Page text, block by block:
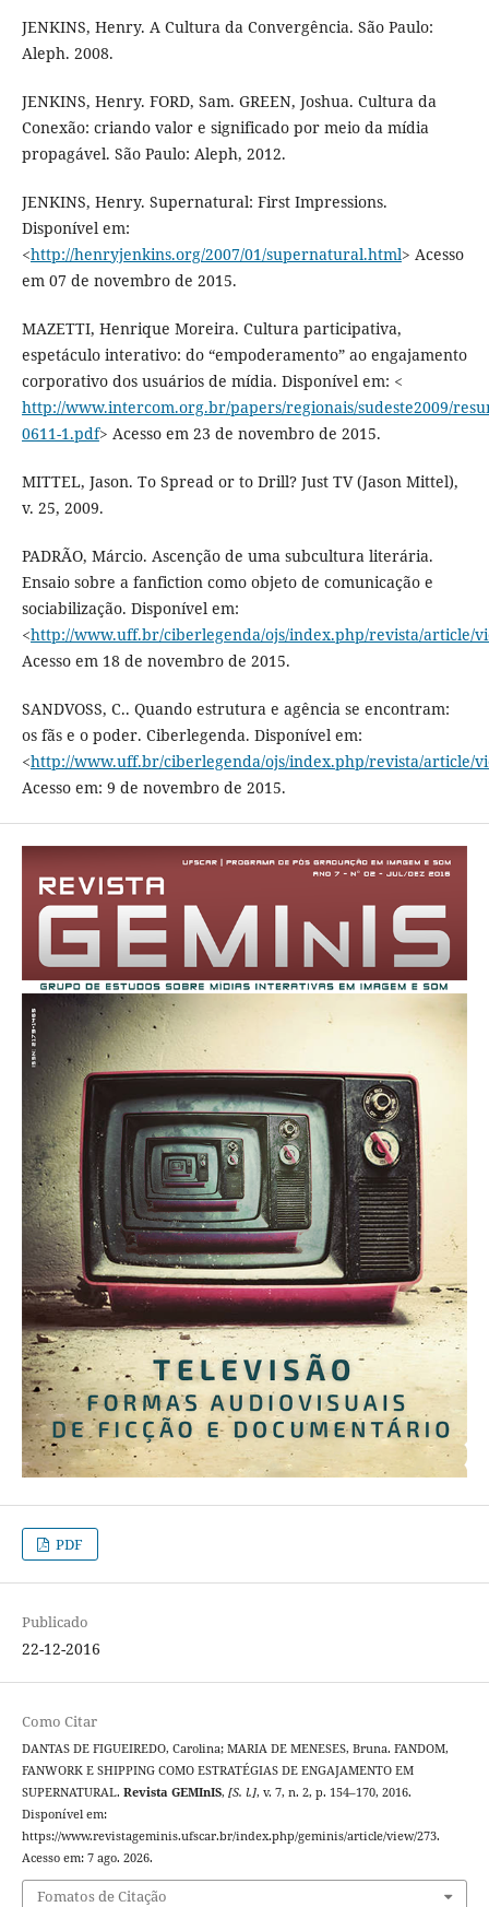
JENKINS, Henry. A Cultura da Convergência. São Paulo:
Aleph. 2008.
JENKINS, Henry. FORD, Sam. GREEN, Joshua. Cultura da
Conexão: criando valor e significado por meio da mídia
propagável. São Paulo: Aleph, 2012.
JENKINS, Henry. Supernatural: First Impressions.
Disponível em:
<http://henryjenkins.org/2007/01/supernatural.html> Acesso
em 07 de novembro de 2015.
MAZETTI, Henrique Moreira. Cultura participativa,
espetáculo interativo: do “empoderamento” ao engajamento
corporativo dos usuários de mídia. Disponível em: <
http://www.intercom.org.br/papers/regionais/sudeste2009/
0611-1.pdf> Acesso em 23 de novembro de 2015.
MITTEL, Jason. To Spread or to Drill? Just TV (Jason Mittel),
v. 25, 2009.
PADRÃO, Márcio. Ascenção de uma subcultura literária.
Ensaio sobre a fanfiction como objeto de comunicação e
sociabilização. Disponível em:
<http://www.uff.br/ciberlegenda/ojs/index.php/revista/article/
Acesso em 18 de novembro de 2015.
SANDVOSS, C.. Quando estrutura e agência se encontram:
os fãs e o poder. Ciberlegenda. Disponível em:
<http://www.uff.br/ciberlegenda/ojs/index.php/revista/article/
Acesso em: 9 de novembro de 2015.
PDF
Publicado
22-12-2016
Como Citar
DANTAS DE FIGUEIREDO, Carolina; MARIA DE MENESES, Bruna. FANDOM,
FANWORK E SHIPPING COMO ESTRATÉGIAS DE ENGAJAMENTO EM
SUPERNATURAL. Revista GEMInIS, [S. l.], v. 7, n. 2, p. 154–170, 2016.
Disponível em:
https://www.revistageminis.ufscar.br/index.php/geminis/article/view/273.
Acesso em: 7 ago. 2026.
Fomatos de Citação